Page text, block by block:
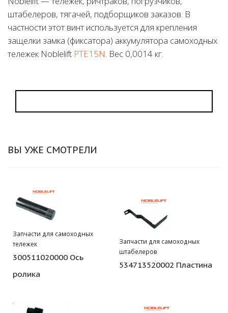
штабелеров, тягачей, подборщиков заказов. В
частности этот винт используется для крепления
защелки замка (фиксатора) аккумулятора самоходных
тележек Noblelift PTE15N . Вес 0,0014 кг.
ВЫ УЖЕ СМОТРЕЛИ
Запчасти для самоходных
тележек
300511020000 Ось
ролика
Запчасти для самоходных
штабелеров
534713520002 Пластина